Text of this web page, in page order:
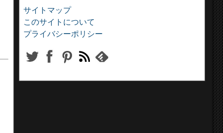
サイトマップ
このサイトについて
プライバシーポリシー